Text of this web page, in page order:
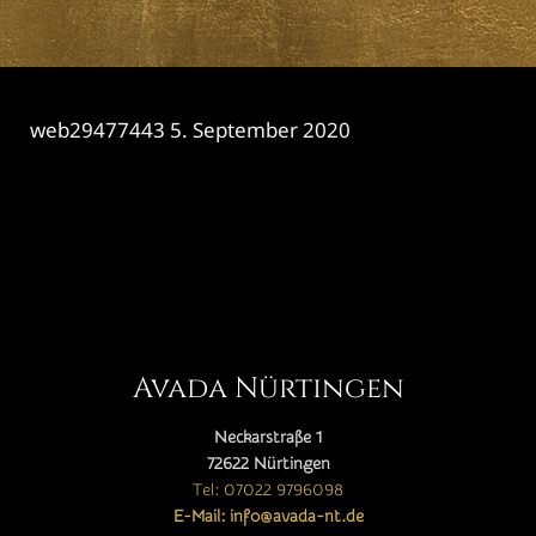
web29477443 5. September 2020
Avada Nürtingen
Neckarstraße 1
72622 Nürtingen
Tel: 07022 9796098
E-Mail: info@avada-nt.de